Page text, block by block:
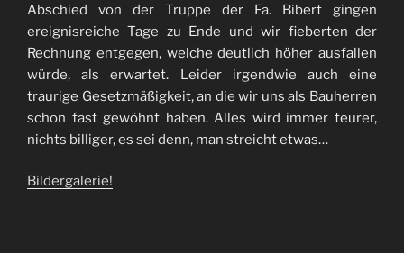
Abschied von der Truppe der Fa. Bibert gingen
ereignisreiche Tage zu Ende und wir fieberten der
Rechnung entgegen, welche deutlich höher ausfallen
würde, als erwartet. Leider irgendwie auch eine
traurige Gesetzmäßigkeit, an die wir uns als Bauherren
schon fast gewöhnt haben. Alles wird immer teurer,
nichts billiger, es sei denn, man streicht etwas…
Bildergalerie!